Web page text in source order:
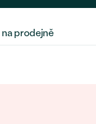
na prodejně